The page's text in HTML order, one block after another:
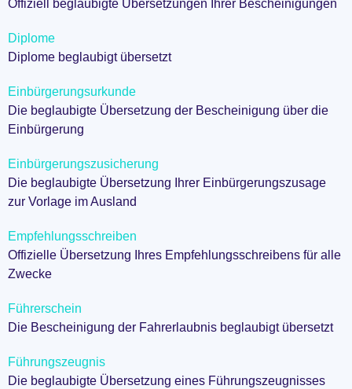
Offiziell beglaubigte Übersetzungen Ihrer Bescheinigungen
Diplome
Diplome beglaubigt übersetzt
Einbürgerungsurkunde
Die beglaubigte Übersetzung der Bescheinigung über die
Einbürgerung
Einbürgerungszusicherung
Die beglaubigte Übersetzung Ihrer Einbürgerungszusage
zur Vorlage im Ausland
Empfehlungsschreiben
Offizielle Übersetzung Ihres Empfehlungsschreibens für alle
Zwecke
Führerschein
Die Bescheinigung der Fahrerlaubnis beglaubigt übersetzt
Führungszeugnis
Die beglaubigte Übersetzung eines Führungszeugnisses